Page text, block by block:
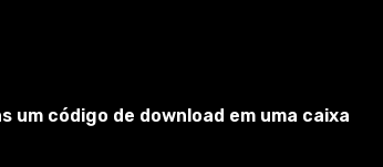
código de download em uma caixa